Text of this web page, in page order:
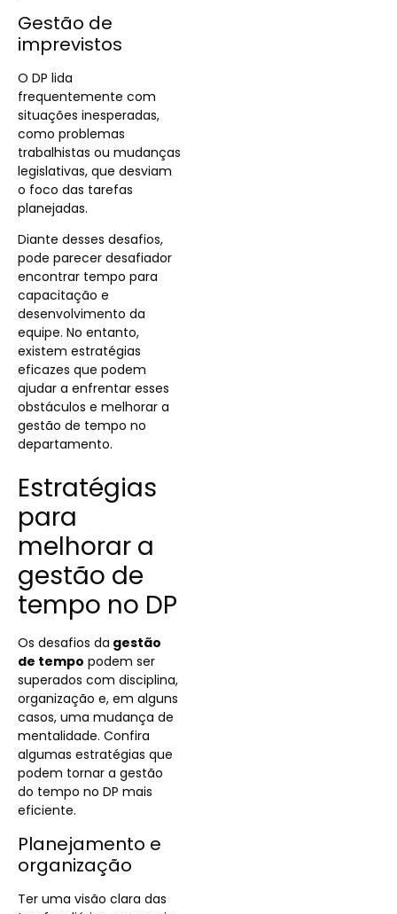
Gestão de
imprevistos
O DP lida
frequentemente com
situações inesperadas,
como problemas
trabalhistas ou mudanças
legislativas, que desviam
o foco das tarefas
planejadas.
Diante desses desafios,
pode parecer desafiador
encontrar tempo para
capacitação e
desenvolvimento da
equipe. No entanto,
existem estratégias
eficazes que podem
ajudar a enfrentar esses
obstáculos e melhorar a
gestão de tempo no
departamento.
Estratégias
para
melhorar a
gestão de
tempo no DP
Os desafios da gestão
de tempo podem ser
superados com disciplina,
organização e, em alguns
casos, uma mudança de
mentalidade. Confira
algumas estratégias que
podem tornar a gestão
do tempo no DP mais
eficiente.
Planejamento e
organização
Ter uma visão clara das